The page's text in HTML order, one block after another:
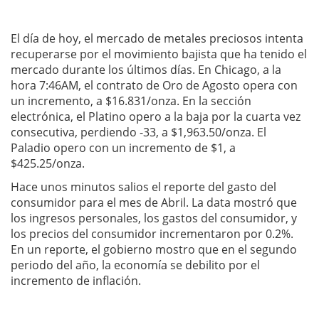
El día de hoy, el mercado de metales preciosos intenta
recuperarse por el movimiento bajista que ha tenido el
mercado durante los últimos días. En Chicago, a la
hora 7:46AM, el contrato de Oro de Agosto opera con
un incremento, a $16.831/onza. En la sección
electrónica, el Platino opero a la baja por la cuarta vez
consecutiva, perdiendo -33, a $1,963.50/onza. El
Paladio opero con un incremento de $1, a
$425.25/onza.
Hace unos minutos salios el reporte del gasto del
consumidor para el mes de Abril. La data mostró que
los ingresos personales, los gastos del consumidor, y
los precios del consumidor incrementaron por 0.2%.
En un reporte, el gobierno mostro que en el segundo
periodo del año, la economía se debilito por el
incremento de inflación.